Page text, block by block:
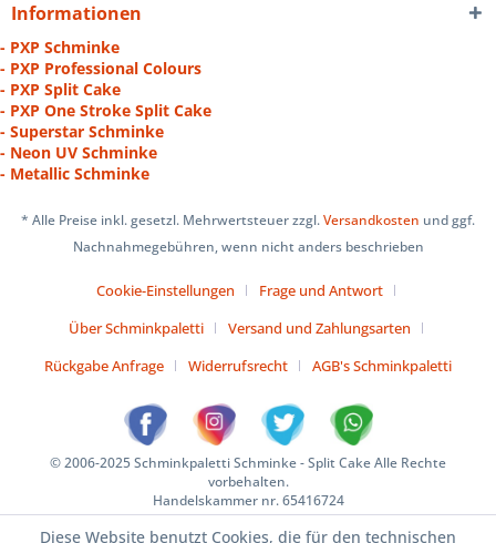
Informationen
- PXP Schminke
- PXP Professional Colours
- PXP Split Cake
- PXP One Stroke Split Cake
- Superstar Schminke
- Neon UV Schminke
- Metallic Schminke
* Alle Preise inkl. gesetzl. Mehrwertsteuer zzgl.Versandkosten und ggf.
Nachnahmegebühren, wenn nicht anders beschrieben
Cookie-Einstellungen
Frage und Antwort
Über Schminkpaletti
Versand und Zahlungsarten
Rückgabe Anfrage
Widerrufsrecht AGB's Schminkpaletti
© 2006-2025 Schminkpaletti Schminke - Split Cake Alle Rechte
vorbehalten.
Handelskammer nr. 65416724
Diese Website benutzt Cookies, die für den technischen